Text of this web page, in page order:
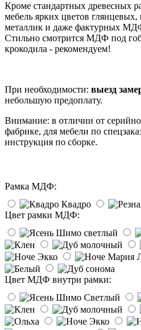
Кроме стандартных древесных
мебель ярких цветов
металлик и даже фактурных
Стильно смотрится МДФ под
крокодила - рекомендуем!
При необходимости: выезд
небольшую предоплату.
Внимание: в отличии от
фабрике, для мебели по
инструкция по сборке.
Рамка МДФ:
Квадро
Цвет рамки МДФ:
Цвет МДФ внутри рамки: